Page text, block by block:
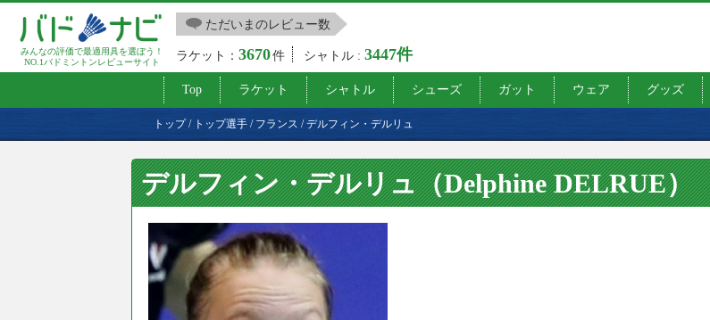
みんなの評価で最適用具を選ぼう！
NO.1バドミントンレビューサイト
ただいまのレビュー数
ラケット：3670件 シャトル :3447件
Top ラケット シャトル シューズ ガット ウェア グッズ
トップ/ トップ選手 / フランス /デルフィン・デルリュ
デルフィン・デルリュ（Delphine DELRUE）